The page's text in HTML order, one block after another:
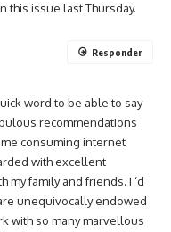
this issue last Thursday.
word to be able to say
recommendations
consuming internet
with excellent
my family and friends. I ‘d
unequivocally endowed
with so many marvellous
Responder